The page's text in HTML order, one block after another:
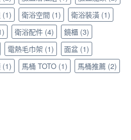
(1) 衛浴空間 (1) 衛浴裝潢 (1)
衛浴配件 (4) 鏡櫃 (3)
電熱毛巾架 (1) 面盆 (1)
(1) 馬桶 TOTO (1) 馬桶推薦 (2)